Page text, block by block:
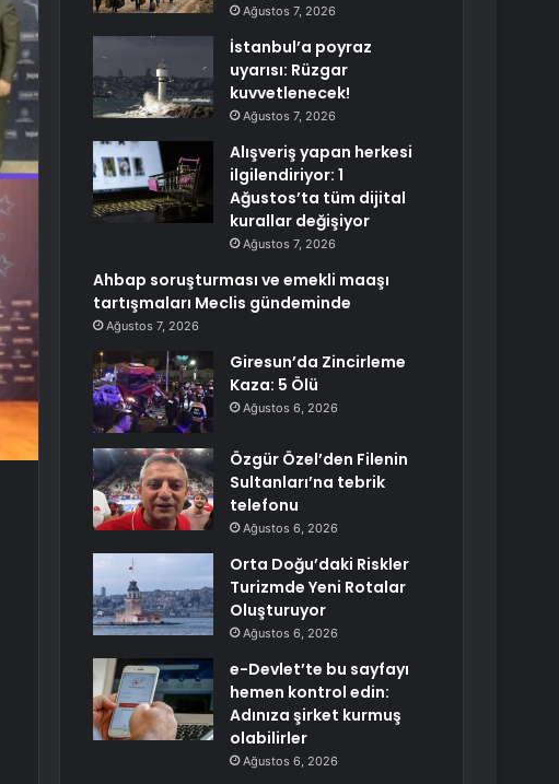
Ağustos 7, 2026
İstanbul’a poyraz
uyarısı: Rüzgar
kuvvetlenecek!
Ağustos 7, 2026
Alışveriş yapan herkesi
ilgilendiriyor: 1
Ağustos’ta tüm dijital
kurallar değişiyor
Ağustos 7, 2026
Ahbap soruşturması ve emekli maaşı
tartışmaları Meclis gündeminde
Ağustos 7, 2026
Giresun’da Zincirleme
Kaza: 5 Ölü
Ağustos 6, 2026
Özgür Özel’den Filenin
Sultanları’na tebrik
telefonu
Ağustos 6, 2026
Orta Doğu’daki Riskler
Turizmde Yeni Rotalar
Oluşturuyor
Ağustos 6, 2026
e-Devlet’te bu sayfayı
hemen kontrol edin:
Adınıza şirket kurmuş
olabilirler
Ağustos 6, 2026